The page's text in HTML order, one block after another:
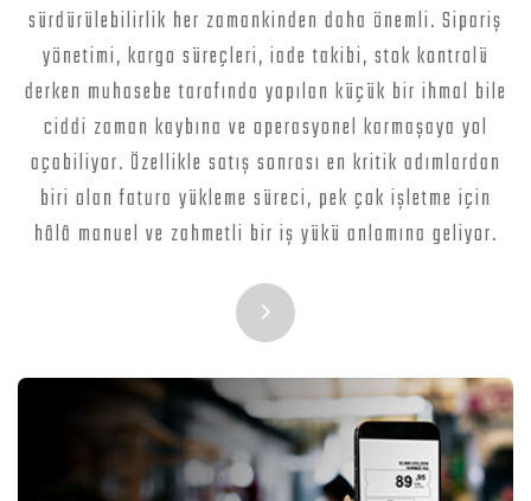
sürdürülebilirlik her zamankinden daha önemli. Sipariş
yönetimi, kargo süreçleri, iade takibi, stok kontrolü
derken muhasebe tarafında yapılan küçük bir ihmal bile
ciddi zaman kaybına ve operasyonel karmaşaya yol
açabiliyor. Özellikle satış sonrası en kritik adımlardan
biri olan fatura yükleme süreci, pek çok işletme için
hâlâ manuel ve zahmetli bir iş yükü anlamına geliyor.